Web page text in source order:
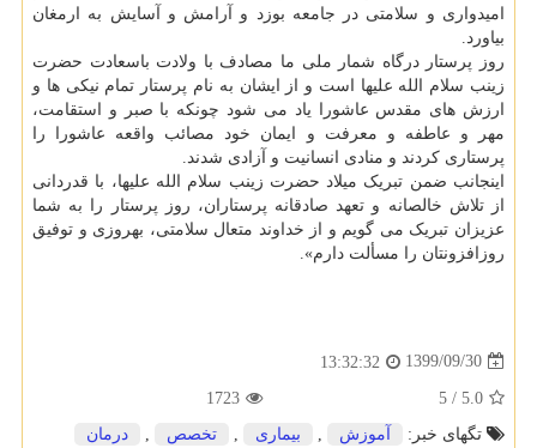
امیدواری و سلامتی در جامعه بوزد و آرامش و آسایش به ارمغان
بیاورد.
روز پرستار درگاه شمار ملی ما مصادف با ولادت باسعادت حضرت
زینب سلام الله علیها است و از ایشان به نام پرستار تمام نیکی ها و
ارزش های مقدس عاشورا یاد می شود چونکه با صبر و استقامت،
مهر و عاطفه و معرفت و ایمان خود مصائب واقعه عاشورا را
پرستاری کردند و منادی انسانیت و آزادی شدند.
اینجانب ضمن تبریک میلاد حضرت زینب سلام الله علیها، با قدردانی
از تلاش خالصانه و تعهد صادقانه پرستاران، روز پرستار را به شما
عزیزان تبریک می گویم و از خداوند متعال سلامتی، بهروزی و توفیق
روزافزونتان را مسألت دارم».
1399/09/30
13:32:32
5.0
/
5
1723
تگهای خبر:
آموزش بیماری تخصص درمان